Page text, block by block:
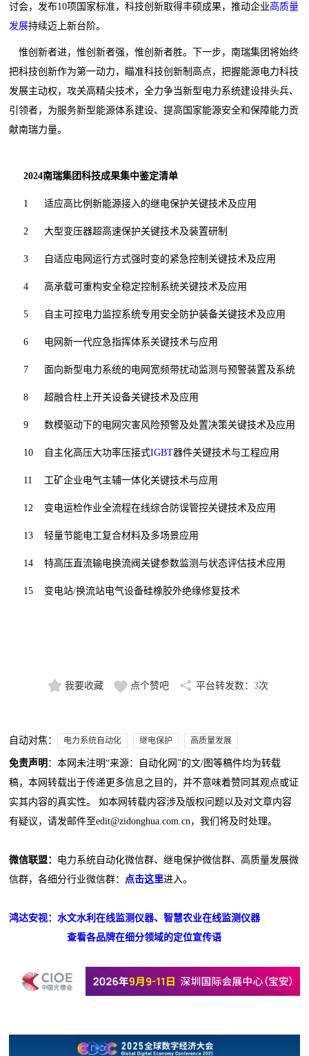
讨会，发布10项国家标准，科技创新取得丰硕成果，推动企业高质量
发展持续迈上新台阶。
惟创新者进，惟创新者强，惟创新者胜。下一步，南瑞集团将始终
把科技创新作为第一动力，瞄准科技创新制高点，把握能源电力科技
发展主动权，攻关高精尖技术，全力争当新型电力系统建设排头兵、
引领者，为服务新型能源体系建设、提高国家能源安全和保障能力贡
献南瑞力量。
2024南瑞集团科技成果集中鉴定清单
1 适应高比例新能源接入的继电保护关键技术及应用
2 大型变压器超高速保护关键技术及装置研制
3 自适应电网运行方式强时变的紧急控制关键技术及应用
4 高承载可重构安全稳定控制系统关键技术及应用
5 自主可控电力监控系统专用安全防护装备关键技术及应用
6 电网新一代应急指挥体系关键技术与应用
7 面向新型电力系统的电网宽频带扰动监测与预警装置及系统
8 超融合柱上开关设备关键技术及应用
9 数模驱动下的电网灾害风险预警及处置决策关键技术及应用
10 自主化高压大功率压接式IGBT器件关键技术与工程应用
11 工矿企业电气主辅一体化关键技术与应用
12 变电运检作业全流程在线综合防误管控关键技术及应用
13 轻量节能电工复合材料及多场景应用
14 特高压直流输电换流阀关键参数监测与状态评估技术应用
15 变电站/换流站电气设备硅橡胶外绝缘修复技术
我要收藏 点个赞吧 平台转发数： 3次
自动对焦： 电力系统自动化 继电保护 高质量发展
免责声明 ：本网未注明“来源：自动化网”的文/图等稿件均为转载
稿，本网转载出于传递更多信息之目的，并不意味着赞同其观点或证
实其内容的真实性。 如本网转载内容涉及版权问题以及对文章内容
有疑议，请发邮件至edit@zidonghua.com.cn，我们将及时处理。
微信联盟：
电力系统自动化微信群、继电保护微信群、高质量发展微
信群，各细分行业微信群：
点击这里进入。
鸿达安视：水文水利在线监测仪器、智慧农业在线监测仪器
查看各品牌在细分领域的定位宣传语